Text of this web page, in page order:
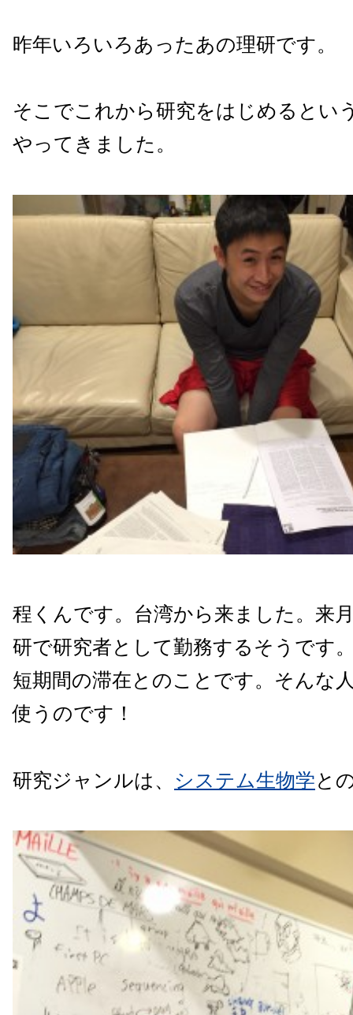
昨年いろいろあったあの理研です。
そこでこれから研究をはじめるとい
やってきました。
程くんです。台湾から来ました。来
研で研究者として勤務するそうです
短期間の滞在とのことです。そんな
使うのです！
研究ジャンルは、 システム生物学と